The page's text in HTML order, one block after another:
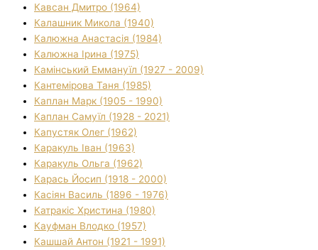
Кавсан Дмитро (1964)
Калашник Микола (1940)
Калюжна Анастасія (1984)
Калюжна Ірина (1975)
Камінський Еммануїл (1927 - 2009)
Кантемірова Таня (1985)
Каплан Марк (1905 - 1990)
Каплан Самуїл (1928 - 2021)
Капустяк Олег (1962)
Каракуль Іван (1963)
Каракуль Ольга (1962)
Карась Йосип (1918 - 2000)
Касіян Василь (1896 - 1976)
Катракіс Христина (1980)
Кауфман Влодко (1957)
Кашшай Антон (1921 - 1991)